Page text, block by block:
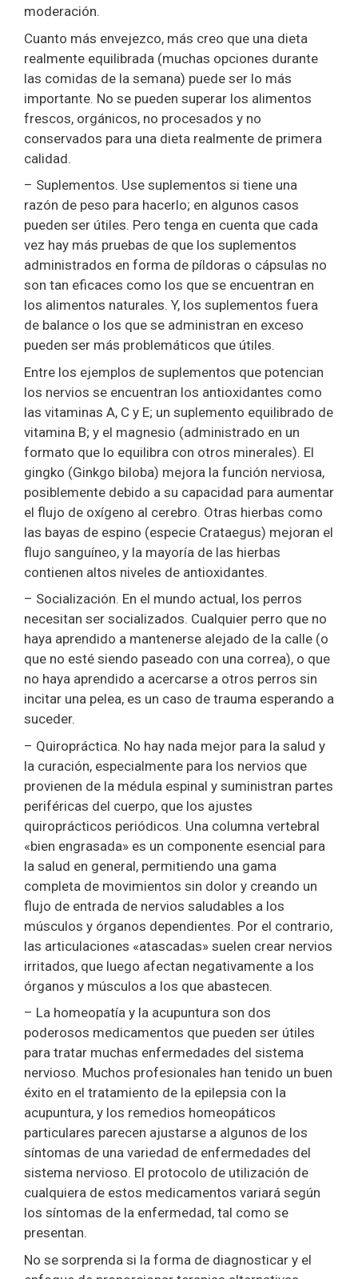
moderación.
Cuanto más envejezco, más creo que una dieta
realmente equilibrada (muchas opciones durante
las comidas de la semana) puede ser lo más
importante. No se pueden superar los alimentos
frescos, orgánicos, no procesados y no
conservados para una dieta realmente de primera
calidad.
– Suplementos. Use suplementos si tiene una
razón de peso para hacerlo; en algunos casos
pueden ser útiles. Pero tenga en cuenta que cada
vez hay más pruebas de que los suplementos
administrados en forma de píldoras o cápsulas no
son tan eficaces como los que se encuentran en
los alimentos naturales. Y, los suplementos fuera
de balance o los que se administran en exceso
pueden ser más problemáticos que útiles.
Entre los ejemplos de suplementos que potencian
los nervios se encuentran los antioxidantes como
las vitaminas A, C y E; un suplemento equilibrado de
vitamina B; y el magnesio (administrado en un
formato que lo equilibra con otros minerales). El
gingko (Ginkgo biloba) mejora la función nerviosa,
posiblemente debido a su capacidad para aumentar
el flujo de oxígeno al cerebro. Otras hierbas como
las bayas de espino (especie Crataegus) mejoran el
flujo sanguíneo, y la mayoría de las hierbas
contienen altos niveles de antioxidantes.
– Socialización. En el mundo actual, los perros
necesitan ser socializados. Cualquier perro que no
haya aprendido a mantenerse alejado de la calle (o
que no esté siendo paseado con una correa), o que
no haya aprendido a acercarse a otros perros sin
incitar una pelea, es un caso de trauma esperando a
suceder.
– Quiropráctica. No hay nada mejor para la salud y
la curación, especialmente para los nervios que
provienen de la médula espinal y suministran partes
periféricas del cuerpo, que los ajustes
quiroprácticos periódicos. Una columna vertebral
«bien engrasada» es un componente esencial para
la salud en general, permitiendo una gama
completa de movimientos sin dolor y creando un
flujo de entrada de nervios saludables a los
músculos y órganos dependientes. Por el contrario,
las articulaciones «atascadas» suelen crear nervios
irritados, que luego afectan negativamente a los
órganos y músculos a los que abastecen.
– La homeopatía y la acupuntura son dos
poderosos medicamentos que pueden ser útiles
para tratar muchas enfermedades del sistema
nervioso. Muchos profesionales han tenido un buen
éxito en el tratamiento de la epilepsia con la
acupuntura, y los remedios homeopáticos
particulares parecen ajustarse a algunos de los
síntomas de una variedad de enfermedades del
sistema nervioso. El protocolo de utilización de
cualquiera de estos medicamentos variará según
los síntomas de la enfermedad, tal como se
presentan.
No se sorprenda si la forma de diagnosticar y el